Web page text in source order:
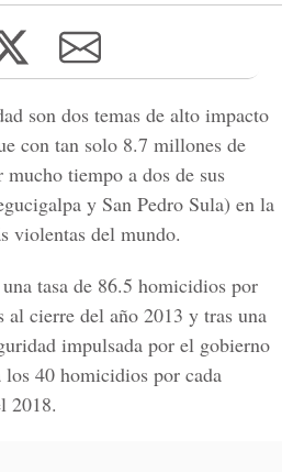
son dos temas de alto impacto
con tan solo 8.7 millones de
tiempo a dos de sus
y San Pedro Sula) en la
violentas del mundo.
tasa de 86.5 homicidios por
al cierre del año 2013 y tras una
impulsada por el gobierno
40 homicidios por cada
2018.